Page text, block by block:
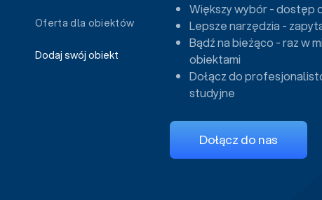
Oferta dla obiektów
Dodaj swój obiekt
Większy wybór - dostęp
Lepsze narzędzia -
Bądź na bieżąco - raz w
obiektami
Dołącz do
studyjne
Dołącz do nas